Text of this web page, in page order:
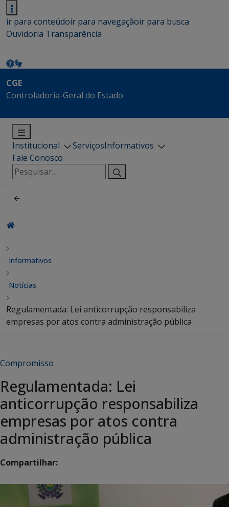
ir para conteúdoir para navegaçãoir para busca
Ouvidoria Transparência
CGE
Controladoria-Geral do Estado
Institucional ServiçosInformativos
Fale Conosco
Pesquisar
por:
Informativos
Notícias
Regulamentada: Lei anticorrupção responsabiliza
empresas por atos contra administração pública
Compromisso
Regulamentada: Lei
anticorrupção responsabiliza
empresas por atos contra
administração pública
Compartilhar: